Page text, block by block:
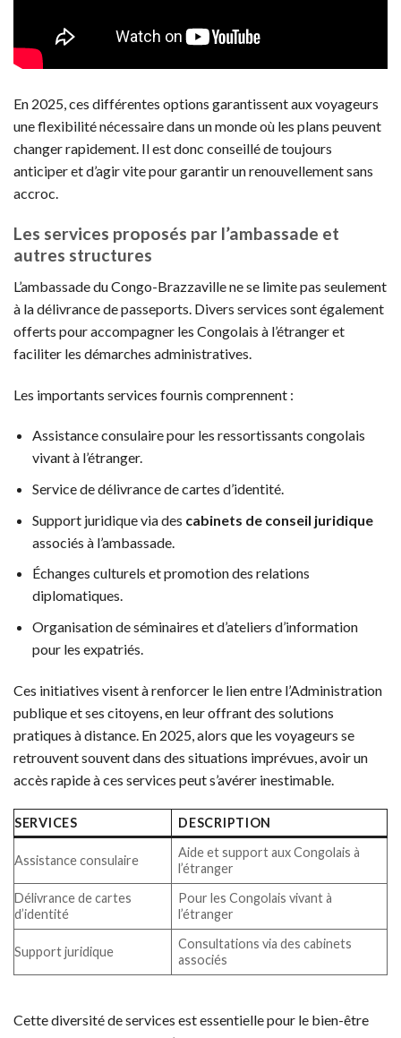
En 2025, ces différentes options garantissent aux voyageurs
une flexibilité nécessaire dans un monde où les plans peuvent
changer rapidement. Il est donc conseillé de toujours
anticiper et d’agir vite pour garantir un renouvellement sans
accroc.
Les services proposés par l’ambassade et
autres structures
L’ambassade du Congo-Brazzaville ne se limite pas seulement
à la délivrance de passeports. Divers services sont également
offerts pour accompagner les Congolais à l’étranger et
faciliter les démarches administratives.
Les importants services fournis comprennent :
Assistance consulaire pour les ressortissants congolais
vivant à l’étranger.
Service de délivrance de cartes d’identité.
Support juridique via des cabinets de conseil juridique
associés à l’ambassade.
Échanges culturels et promotion des relations
diplomatiques.
Organisation de séminaires et d’ateliers d’information
pour les expatriés.
Ces initiatives visent à renforcer le lien entre l’Administration
publique et ses citoyens, en leur offrant des solutions
pratiques à distance. En 2025, alors que les voyageurs se
retrouvent souvent dans des situations imprévues, avoir un
accès rapide à ces services peut s’avérer inestimable.
SERVICES DESCRIPTION
Assistance consulaire
Aide et support aux Congolais à
l’étranger
Délivrance de cartes
d’identité
Pour les Congolais vivant à
l’étranger
Support juridique
Consultations via des cabinets
associés
Cette diversité de services est essentielle pour le bien-être